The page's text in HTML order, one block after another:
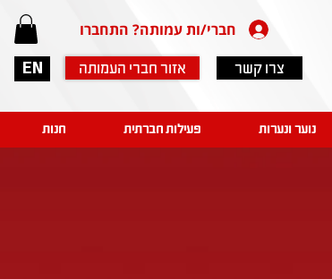
EN
חברי/ות עמותה? התחברו
אזור חברי העמותה צרו קשר
נוער ונערות פעילות חברתית חנות